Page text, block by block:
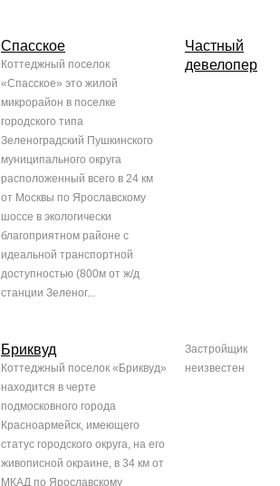
Спасское
Коттеджный поселок
«Спасское» это жилой
микрорайон в поселке
городского типа
Зеленоградский Пушкинского
муниципального округа
расположенный всего в 24 км
от Москвы по Ярославскому
шоссе в экологически
благоприятном районе с
идеальной транспортной
доступностью (800м от ж/д
станции Зеленог...
Частный
девелопер
Бриквуд
Коттеджный поселок «Бриквуд»
находится в черте
подмосковного города
Красноармейск, имеющего
статус городского округа, на его
живописной окраине, в 34 км от
МКАД по Ярославскому
Застройщик
неизвестен